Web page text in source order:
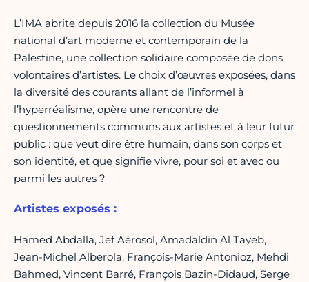
L’IMA abrite depuis 2016 la collection du Musée
national d’art moderne et contemporain de la
Palestine, une collection solidaire composée de dons
volontaires d’artistes. Le choix d’œuvres exposées, dans
la diversité des courants allant de l’informel à
l’hyperréalisme, opère une rencontre de
questionnements communs aux artistes et à leur futur
public : que veut dire être humain, dans son corps et
son identité, et que signifie vivre, pour soi et avec ou
parmi les autres ?
Artistes exposés :
Hamed Abdalla, Jef Aérosol, Amadaldin Al Tayeb,
Jean-Michel Alberola, François-Marie Antonioz, Mehdi
Bahmed, Vincent Barré, François Bazin-Didaud, Serge